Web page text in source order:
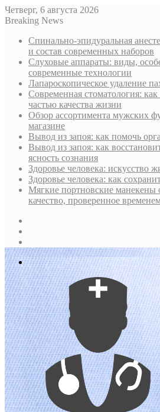
Четверг, 6 августа 2026
Breaking News
Спинально-эпидуральная
и состав современных наборов
Слуховые аппараты: виды,
современные технологии
Лапароскопическое удаление
Современная стоматология: как
частью качества жизни
Обзор ассортимента мужских
магазине
Вывод из запоя: как помочь
Вывод из запоя: как
ясность сознания
Здоровье человека: искусство
Здоровье человека: как
Мягкие портновские манекены
качество, проверенное
In
Меню